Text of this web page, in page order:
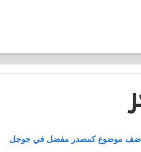
موضوع كمصدر مفضل في جوجل